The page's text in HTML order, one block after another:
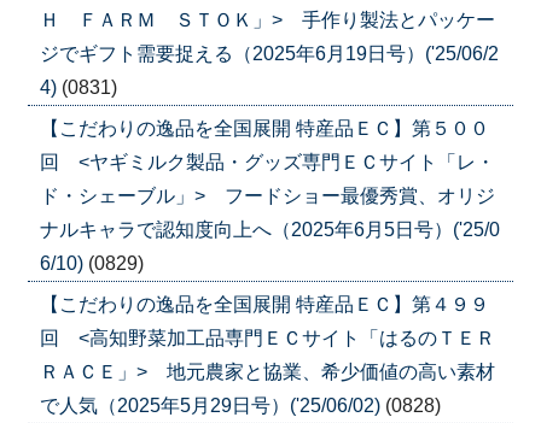
Ｈ ＦＡＲＭ ＳＴＯＫ」> 手作り製法とパッケー
ジでギフト需要捉える（2025年6月19日号）('25/06/2
4) (0831)
【こだわりの逸品を全国展開 特産品ＥＣ】第５００
回 <ヤギミルク製品・グッズ専門ＥＣサイト「レ・
ド・シェーブル」> フードショー最優秀賞、オリジ
ナルキャラで認知度向上へ（2025年6月5日号）('25/0
6/10) (0829)
【こだわりの逸品を全国展開 特産品ＥＣ】第４９９
回 <高知野菜加工品専門ＥＣサイト「はるのＴＥＲ
ＲＡＣＥ」> 地元農家と協業、希少価値の高い素材
で人気（2025年5月29日号）('25/06/02) (0828)